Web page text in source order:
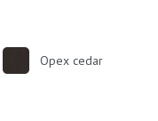
Орех cedar